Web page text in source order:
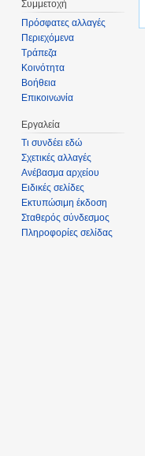
Συμμετοχή
Πρόσφατες αλλαγές
Περιεχόμενα
Τράπεζα
Κοινότητα
Βοήθεια
Επικοινωνία
Εργαλεία
Τι συνδέει εδώ
Σχετικές αλλαγές
Ανέβασμα αρχείου
Ειδικές σελίδες
Εκτυπώσιμη έκδοση
Σταθερός σύνδεσμος
Πληροφορίες σελίδας